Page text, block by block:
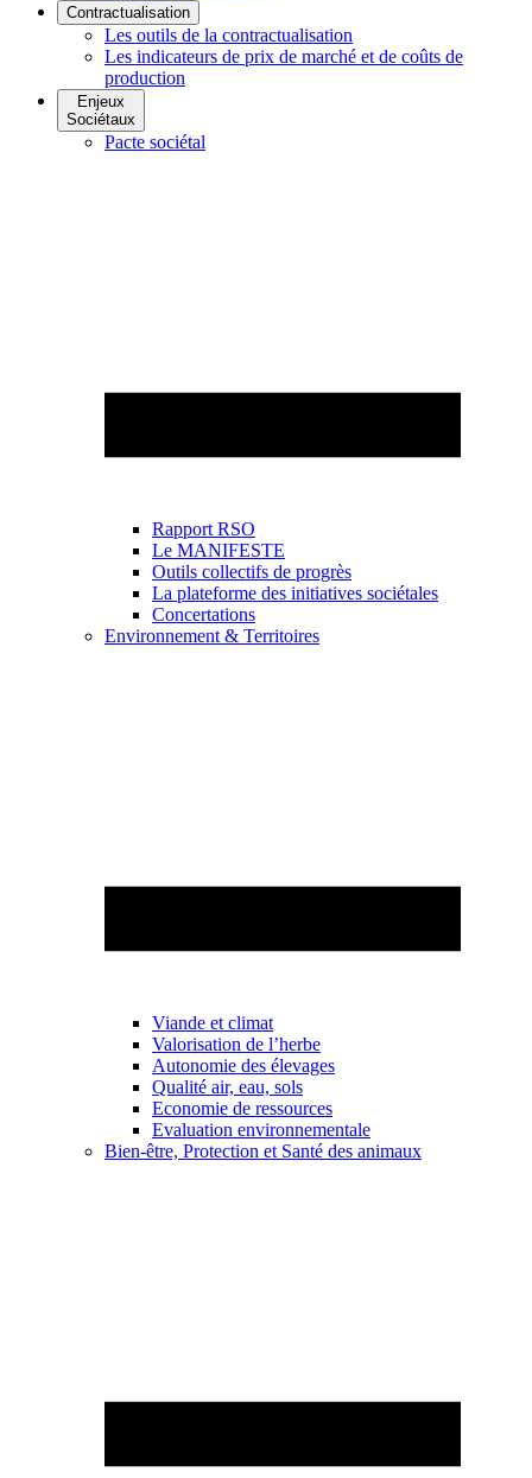
Contractualisation
Les outils de la contractualisation
Les indicateurs de prix de marché et de coûts de
production
Enjeux
Sociétaux
Pacte sociétal
Rapport RSO
Le MANIFESTE
Outils collectifs de progrès
La plateforme des initiatives sociétales
Concertations
Environnement & Territoires
Viande et climat
Valorisation de l’herbe
Autonomie des élevages
Qualité air, eau, sols
Economie de ressources
Evaluation environnementale
Bien-être, Protection et Santé des animaux